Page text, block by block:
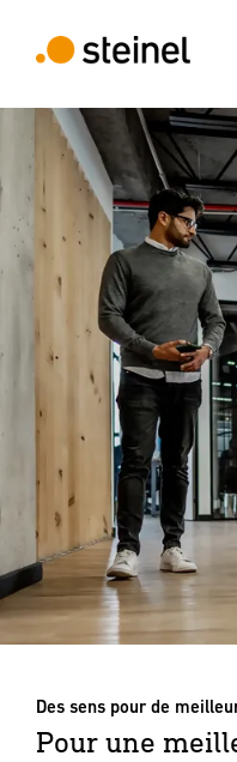
Recherche
Entrer critère de
Des sens pour de
Pour une